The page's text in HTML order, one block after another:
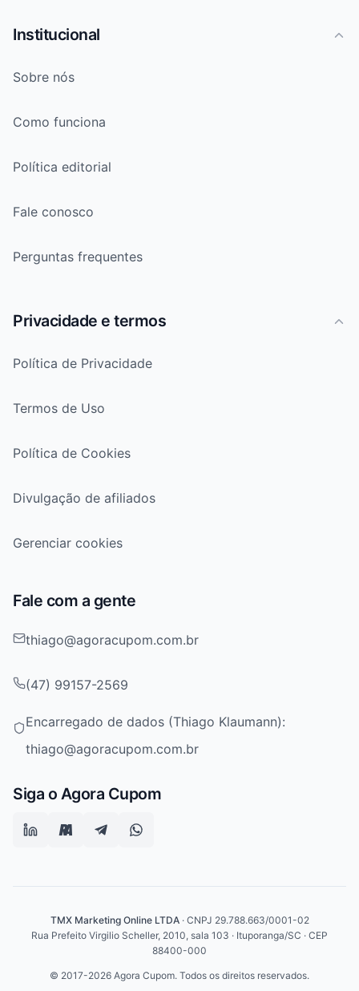
Institucional
Sobre nós
Como funciona
Política editorial
Fale conosco
Perguntas frequentes
Privacidade e termos
Política de Privacidade
Termos de Uso
Política de Cookies
Divulgação de afiliados
Gerenciar cookies
Fale com a gente
thiago@agoracupom.com.br
(47) 99157-2569
Encarregado de dados (Thiago Klaumann):
thiago@agoracupom.com.br
Siga o Agora Cupom
TMX Marketing Online LTDA· CNPJ 29.788.663/0001-02
Rua Prefeito Virgilio Scheller, 2010, sala 103 · Ituporanga/SC · CEP
88400-000
© 2017-2026 Agora Cupom. Todos os direitos reservados.